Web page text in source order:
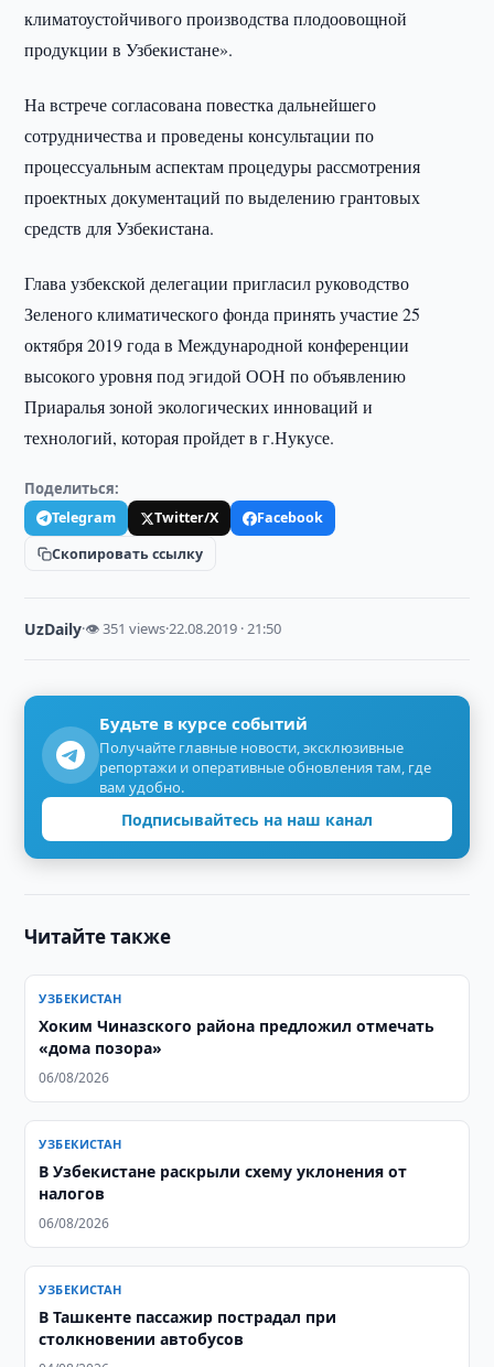
климатоустойчивого производства плодоовощной
продукции в Узбекистане».
На встрече согласована повестка дальнейшего
сотрудничества и проведены консультации по
процессуальным аспектам процедуры рассмотрения
проектных документаций по выделению грантовых
средств для Узбекистана.
Глава узбекской делегации пригласил руководство
Зеленого климатического фонда принять участие 25
октября 2019 года в Международной конференции
высокого уровня под эгидой ООН по объявлению
Приаралья зоной экологических инноваций и
технологий, которая пройдет в г.Нукусе.
Поделиться:
Telegram Twitter/X
Facebook
Скопировать ссылку
UzDaily·👁 351 views·22.08.2019 · 21:50
Будьте в курсе событий
Получайте главные новости, эксклюзивные
репортажи и оперативные обновления там, где
вам удобно.
Подписывайтесь на наш канал
Читайте также
УЗБЕКИСТАН
Хоким Чиназского района предложил отмечать
«дома позора»
06/08/2026
УЗБЕКИСТАН
В Узбекистане раскрыли схему уклонения от
налогов
06/08/2026
УЗБЕКИСТАН
В Ташкенте пассажир пострадал при
столкновении автобусов